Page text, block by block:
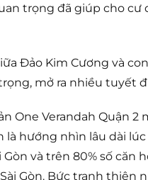
trọng đã giúp cho
Đảo Kim Cương và
mở ra nhiều tuyết
One Verandah Quận
là hướng nhìn lâu dài
Gòn và trên 80% số
Gòn. Bức tranh